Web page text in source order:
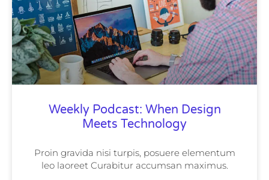
Weekly Podcast: When Design
Meets Technology
Proin gravida nisi turpis, posuere elementum
leo laoreet Curabitur accumsan maximus.